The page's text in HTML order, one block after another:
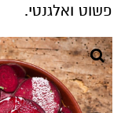
פשוט ואלגנטי.